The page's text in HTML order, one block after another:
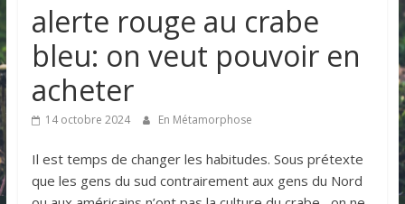
alerte rouge au crabe
bleu: on veut pouvoir en
acheter
14 octobre 2024 En Métamorphose
Il est temps de changer les habitudes. Sous prétexte
que les gens du sud contrairement aux gens du Nord